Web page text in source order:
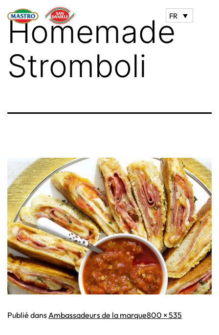
FR
Homemade
Stromboli
Publié dans Ambassadeurs de la marqueTaille
800 × 535